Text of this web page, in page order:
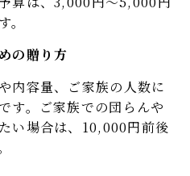
の贈り方
内容量、ご家族の人数に
す。ご家族での団らんや
い場合は、10,000円前後